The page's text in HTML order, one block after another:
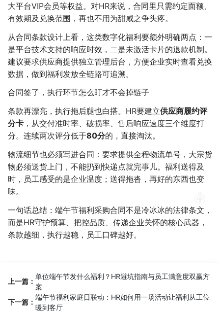
大平台VIP会员等权益。对HR来说，合同里只需约定面额、
有效期及兑换范围，再也不用为甜咸之争头疼。
从合同条款设计上看，这类数字化福利要额外明确两点：一
是平台技术支持的响应时效，二是未激活卡片的退款机制。
建议要求供应商提供独立管理后台，方便企业实时查看兑换
数据，做到福利发放全链路可追溯。
合同签了，执行环节怎么盯才不会掉链子
条款再漂亮，执行拖后腿也白搭。HR要建立供应商履约评
分卡 ，从交付准时率、破损率、售后响应速度三个维度打
分。连续两次评分低于80分的，直接淘汰。
物流细节也必须写进合同：要求提供全程物流单号，大宗货
物必须送货上门，不能扔到快递点就完事儿。福利送得及
时，员工感受的是企业温度；送得拖沓，再好的东西也变
味。
一句话总结：端午节福利采购合同不是冷冰冰的法律条文，
而是HR守护预算、把控品质、传递企业关怀的核心武器，
条款越细，执行越稳，员工口碑越好。
上一篇：
单位端午节发什么福利？HR避坑指南与员工满意度双赢方
案
下一篇：
端午节福利家庭日联动：HR如何用一场活动让福利从工位
暖到客厅